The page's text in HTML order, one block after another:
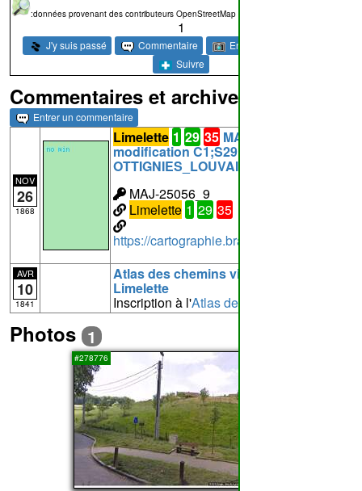
:données provenant des contributeurs OpenStreetMap
1
J'y suis passé Commentaire Envoyer une photo
Suivre
Commentaires et archives
Entrer un commentaire
NOV
26
1868
Limelette 1 29 35 MAJ-25056_9:
modification C1;S29;S35 à
OTTIGNIES_LOUVAIN_LA_NEUVE
MAJ-25056_9
Limelette 1 29 35
https://cartographie.brabantwallon.be/
AVR
10
1841
Atlas des chemins vicinaux de
Limelette
Inscription à l'Atlas des chemins vicinaux
Photos 1
#278776